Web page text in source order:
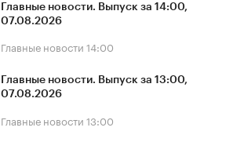
Главные новости. Выпуск за 14:00,
07.08.2026
Главные новости 14:00
Главные новости. Выпуск за 13:00,
07.08.2026
Главные новости 13:00